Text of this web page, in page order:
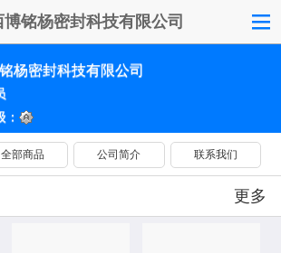
博铭杨密封科技有限公司
杨密封科技有限公司
全部商品 公司简介 联系我们
更多